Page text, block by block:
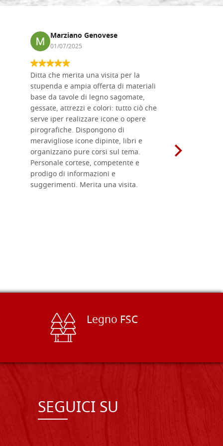
Marziano Genovese
01/07/2025
Ditta che merita una visita per la
stupenda e ampia offerta di materiali
base da tavole di legno sagomate,
gessate, attrezzi e colori: tutto ciò che
serve iper realizzare icone o opere
pirografiche. Dispongono di
meravigliose icone dipinte, libri e
organizzano pure corsi sul tema.
Personale cortese, competente e
prodigo di informazioni e
suggerimenti. Merita una visita.
Legno FSC
SEGUICI SU